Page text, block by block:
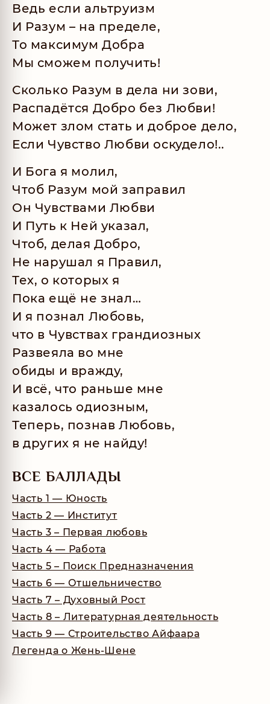
Ведь если альтруизм
И Разум – на пределе,
То максимум Добра
Мы сможем получить!
Сколько Разум в дела ни зови,
Распадётся Добро без Любви!
Может злом стать и доброе дело,
Если Чувство Любви оскудело!..
И Бога я молил,
Чтоб Разум мой заправил
Он Чувствами Любви
И Путь к Ней указал,
Чтоб, делая Добро,
Не нарушал я Правил,
Тех, о которых я
Пока ещё не знал…
И я познал Любовь,
что в Чувствах грандиозных
Развеяла во мне
обиды и вражду,
И всё, что раньше мне
казалось одиозным,
Теперь, познав Любовь,
в других я не найду!
ВСЕ БАЛЛАДЫ
Часть 1 — Юность
Часть 2 — Институт
Часть 3 – Первая любовь
Часть 4 — Работа
Часть 5 – Поиск Предназначения
Часть 6 — Отшельничество
Часть 7 – Духовный Рост
Часть 8 – Литературная деятельность
Часть 9 — Строительство Айфаара
Легенда о Жень-Шене